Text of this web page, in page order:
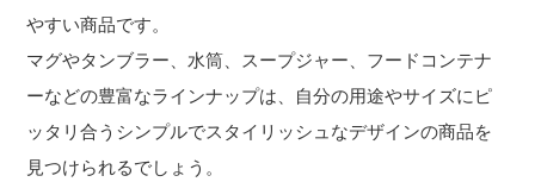
やすい商品です。
マグやタンブラー、水筒、スープジャー、フードコンテナ
ーなどの豊富なラインナップは、自分の用途やサイズにピ
ッタリ合うシンプルでスタイリッシュなデザインの商品を
見つけられるでしょう。